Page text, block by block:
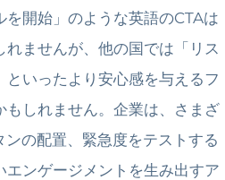
開始」のような英語のCTAは
ませんが、他の国では「リス
といったより安心感を与えるフ
もしれません。企業は、さまざ
ンの配置、緊急度をテストする
エンゲージメントを生み出すア